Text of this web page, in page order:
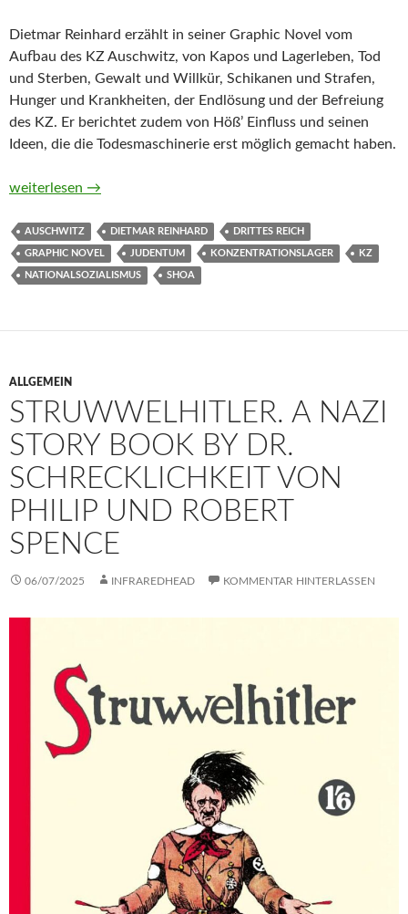
Dietmar Reinhard erzählt in seiner Graphic Novel vom
Aufbau des KZ Auschwitz, von Kapos und Lagerleben, Tod
und Sterben, Gewalt und Willkür, Schikanen und Strafen,
Hunger und Krankheiten, der Endlösung und der Befreiung
des KZ. Er berichtet zudem von Höß’ Einfluss und seinen
Ideen, die die Todesmaschinerie erst möglich gemacht haben.
Leben und Sterben in Auschwitz von Dietmar Reinhard
weiterlesen →
AUSCHWITZ DIETMAR REINHARD DRITTES REICH
GRAPHIC NOVEL JUDENTUM KONZENTRATIONSLAGER KZ
NATIONALSOZIALISMUS SHOA
ALLGEMEIN
STRUWWELHITLER. A NAZI
STORY BOOK BY DR.
SCHRECKLICHKEIT VON
PHILIP UND ROBERT
SPENCE
06/07/2025 INFRAREDHEAD KOMMENTAR HINTERLASSEN